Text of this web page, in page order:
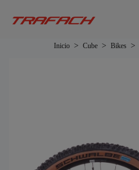
Inicio Cube Bikes